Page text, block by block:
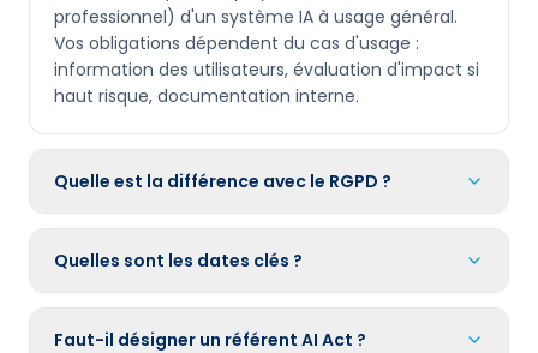
professionnel) d'un système IA à usage général.
Vos obligations dépendent du cas d'usage :
information des utilisateurs, évaluation d'impact si
haut risque, documentation interne.
Quelle est la différence avec le RGPD ?
Quelles sont les dates clés ?
Faut-il désigner un référent AI Act ?